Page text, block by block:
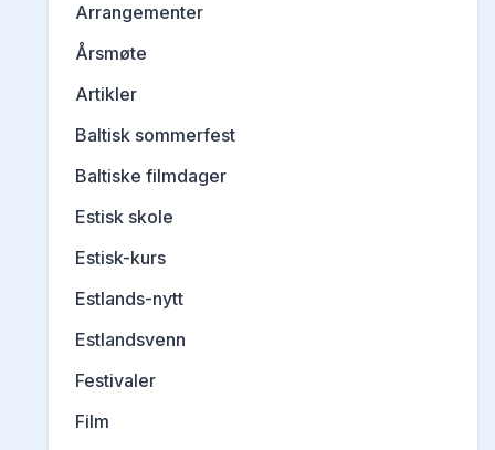
Arrangementer
Årsmøte
Artikler
Baltisk sommerfest
Baltiske filmdager
Estisk skole
Estisk-kurs
Estlands-nytt
Estlandsvenn
Festivaler
Film